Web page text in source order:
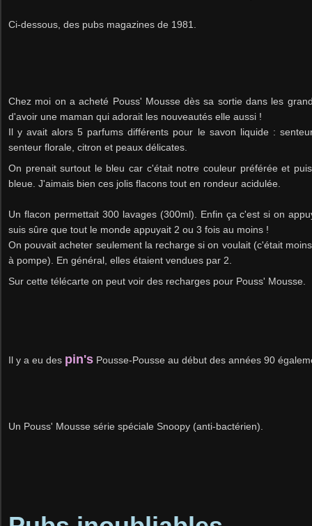
Ci-dessous, des pubs magazines de 1981.
Chez moi on a acheté Pouss' Mousse dès sa sortie dans les
d'avoir une maman qui adorait les nouveautés elle aussi !
Il y avait alors 5 parfums différents pour le savon liquide :
senteur florale, citron et peaux délicates.
On prenait surtout le bleu car c'était notre couleur préférée et
bleue. J'aimais bien ces jolis flacons tout en rondeur acidulée.
Un flacon permettait 300 lavages (300ml). Enfin ça c'est si on
suis sûre que tout le monde appuyait 2 ou 3 fois au moins !
On pouvait acheter seulement la recharge si on voulait (c'était
à pompe). En général, elles étaient vendues par 2.
Sur cette télécarte on peut voir des recharges pour Pouss' Mousse.
Il y a eu des pin's Pousse-Pousse au début des années 90
Un Pouss' Mousse série spéciale Snoopy (anti-bactérien).